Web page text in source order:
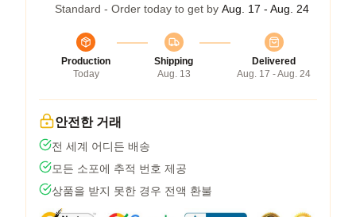
Standard - Order today to get by Aug. 17 - Aug. 24
Production
Today
Shipping
Aug. 13
Delivered
Aug. 17 - Aug. 24
안전한 거래
전 세계 어디든 배송
모든 소포에 추적 번호 제공
상품을 받지 못한 경우 전액 환불